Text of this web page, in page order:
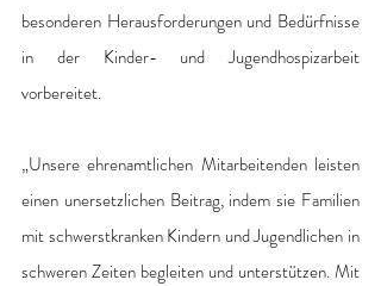
besonderen Herausforderungen und Bedürfnisse
in der Kinder- und Jugendhospizarbeit
vorbereitet.
„Unsere ehrenamtlichen Mitarbeitenden leisten
einen unersetzlichen Beitrag, indem sie Familien
mit schwerstkranken Kindern und Jugendlichen in
schweren Zeiten begleiten und unterstützen. Mit